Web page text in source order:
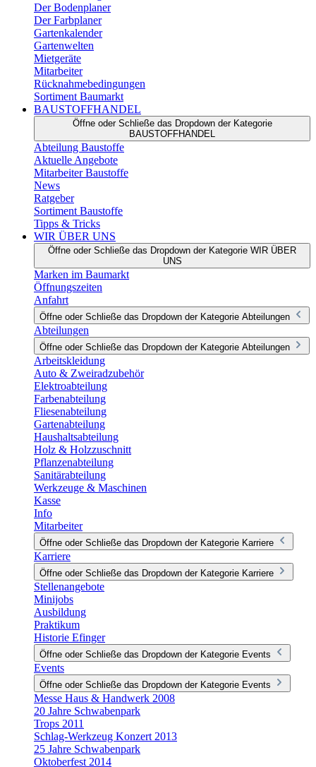
Der Bodenplaner
Der Farbplaner
Gartenkalender
Gartenwelten
Mietgeräte
Mitarbeiter
Rücknahmebedingungen
Sortiment Baumarkt
BAUSTOFFHANDEL
Öffne oder Schließe das Dropdown der Kategorie
BAUSTOFFHANDEL
Abteilung Baustoffe
Aktuelle Angebote
Mitarbeiter Baustoffe
News
Ratgeber
Sortiment Baustoffe
Tipps & Tricks
WIR ÜBER UNS
Öffne oder Schließe das Dropdown der Kategorie WIR ÜBER
UNS
Marken im Baumarkt
Öffnungszeiten
Anfahrt
Öffne oder Schließe das Dropdown der Kategorie Abteilungen
Abteilungen
Öffne oder Schließe das Dropdown der Kategorie Abteilungen
Arbeitskleidung
Auto & Zweiradzubehör
Elektroabteilung
Farbenabteilung
Fliesenabteilung
Gartenabteilung
Haushaltsabteilung
Holz & Holzzuschnitt
Pflanzenabteilung
Sanitärabteilung
Werkzeuge & Maschinen
Kasse
Info
Mitarbeiter
Öffne oder Schließe das Dropdown der Kategorie Karriere
Karriere
Öffne oder Schließe das Dropdown der Kategorie Karriere
Stellenangebote
Minijobs
Ausbildung
Praktikum
Historie Efinger
Öffne oder Schließe das Dropdown der Kategorie Events
Events
Öffne oder Schließe das Dropdown der Kategorie Events
Messe Haus & Handwerk 2008
20 Jahre Schwabenpark
Trops 2011
Schlag-Werkzeug Konzert 2013
25 Jahre Schwabenpark
Oktoberfest 2014